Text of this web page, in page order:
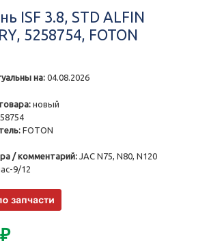
ISF 3.8, STD ALFIN
5258754, FOTON
на: 04.08.2026
новый
FOTON
/ комментарий: JAC N75, N80, N120
9/12
₽